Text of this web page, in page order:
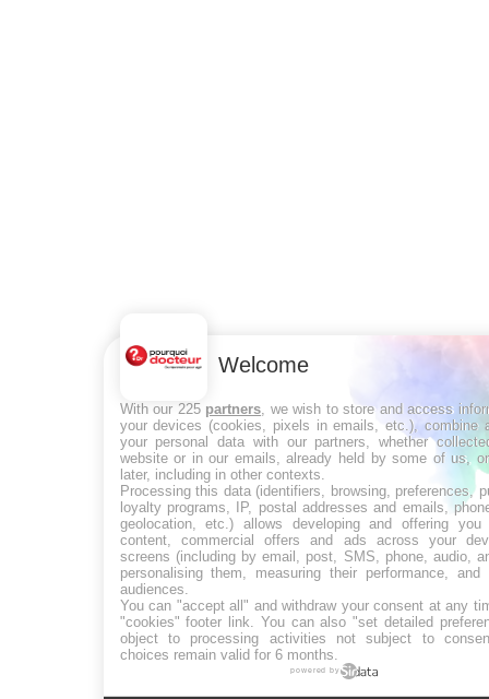
Welcome
With our 225 partners , we wish to store and access
your devices (cookies, pixels in emails, etc.), combine
your personal data with our partners, whether
website or in our emails, already held by some of us,
later, including in other contexts.
Processing this data (identifiers, browsing, preferences,
loyalty programs, IP, postal addresses and emails,
geolocation, etc.) allows developing and offering you
content, commercial offers and ads across your
screens (including by email, post, SMS, phone, audio,
personalising them, measuring their performance, and
audiences.
You can "accept all" and withdraw your consent at any
"cookies" footer link . You can also "set detailed
object to processing activities not subject to
choices remain valid for 6 months.
powered by